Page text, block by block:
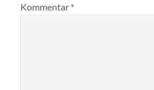
Kommentar *